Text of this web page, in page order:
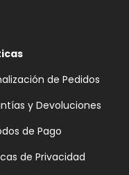
de Pedidos
y Devoluciones
de Pago
de Privacidad